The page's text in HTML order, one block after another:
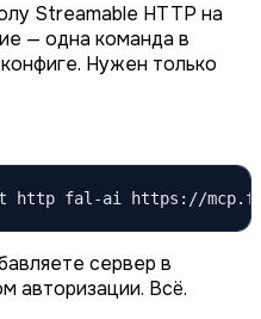
Streamable HTTP на
— одна команда в
Нужен только
http fal-ai https://
сервер в
авторизации. Всё.